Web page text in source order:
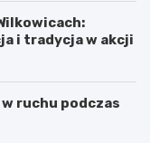
i tradycja w akcji
ruchu podczas